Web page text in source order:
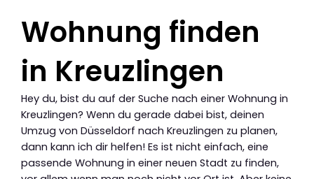
Wohnung finden
in Kreuzlingen
Hey du, bist du auf der Suche nach einer Wohnung in
Kreuzlingen? Wenn du gerade dabei bist, deinen
Umzug von Düsseldorf nach Kreuzlingen zu planen,
dann kann ich dir helfen! Es ist nicht einfach, eine
passende Wohnung in einer neuen Stadt zu finden,